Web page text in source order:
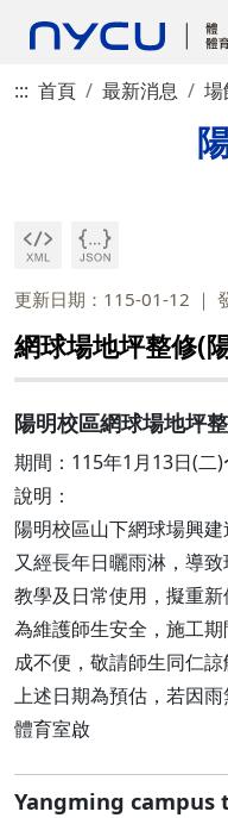
::: 首頁 最新消息 場
更新日期：115-01-12
網球場地坪整修(
陽明校區網球場地坪
期間：115年1月13日(二
說明：
陽明校區山下網球場興
又經長年日曬雨淋，導
教學及日常使用，擬重新
為維護師生安全，施工
成不便，敬請師生同仁諒
上述日期為預估，若因雨
體育室啟
Yangming